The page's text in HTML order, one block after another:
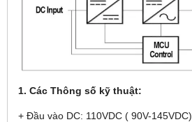
1. Các Thông số kỹ thuật:
+ Đầu vào DC: 110VDC ( 90V-145VDC)